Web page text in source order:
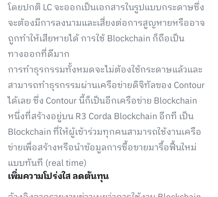
โดยปกติ LC จะออกเป็นเอกสารในรูปแบบกระดาษซึ่ง
จะต้องมีการลงนามและเสี่ยงต่อการสูญหายหรืออาจ
ถูกทำให้เสียหายได้ การใช้ Blockchain ก็ถือเป็น
ทางออกที่ดีมาก
การทำธุรกรรมทั้งหมดจะไม่ต้องใช้กระดาษแล้วและ
สามารถทำธุรกรรมผ่านเครือข่ายดิจิทัลของ Contour
ได้เลย ซึ่ง Contour นี้ก็เป็นอีกเครือข่าย Blockchain
หนึ่งที่สร้างอยู่บน R3 Corda Blockchain อีกที เป็น
Blockchain ที่ให้ผู้เข้าร่วมทุกคนสามารถใช้งานเครือ
ข่ายเพื่อสร้างหรือนำข้อมูลการซื้อขายมารื้อฟื้นใหม่
แบบทันที (real time)
เพิ่มความโปร่งใส ลดต้นทุน